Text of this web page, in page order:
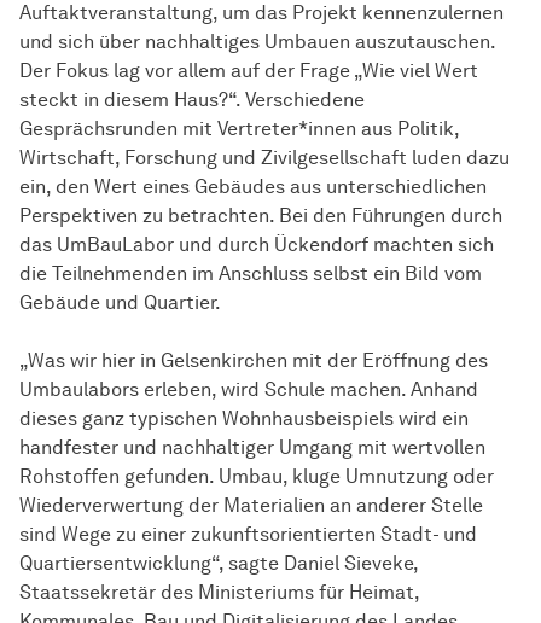
Auftaktveranstaltung, um das Projekt kennenzulernen
und sich über nachhaltiges Umbauen auszutauschen.
Der Fokus lag vor allem auf der Frage „Wie viel Wert
steckt in diesem Haus?“. Verschiedene
Gesprächsrunden mit Vertreter*innen aus Politik,
Wirtschaft, Forschung und Zivilgesellschaft luden dazu
ein, den Wert eines Gebäudes aus unterschiedlichen
Perspektiven zu betrachten. Bei den Führungen durch
das UmBauLabor und durch Ückendorf machten sich
die Teilnehmenden im Anschluss selbst ein Bild vom
Gebäude und Quartier.
„Was wir hier in Gelsenkirchen mit der Eröffnung des
Umbaulabors erleben, wird Schule machen. Anhand
dieses ganz typischen Wohnhausbeispiels wird ein
handfester und nachhaltiger Umgang mit wertvollen
Rohstoffen gefunden. Umbau, kluge Umnutzung oder
Wiederverwertung der Materialien an anderer Stelle
sind Wege zu einer zukunftsorientierten Stadt- und
Quartiersentwicklung“, sagte Daniel Sieveke,
Staatssekretär des Ministeriums für Heimat,